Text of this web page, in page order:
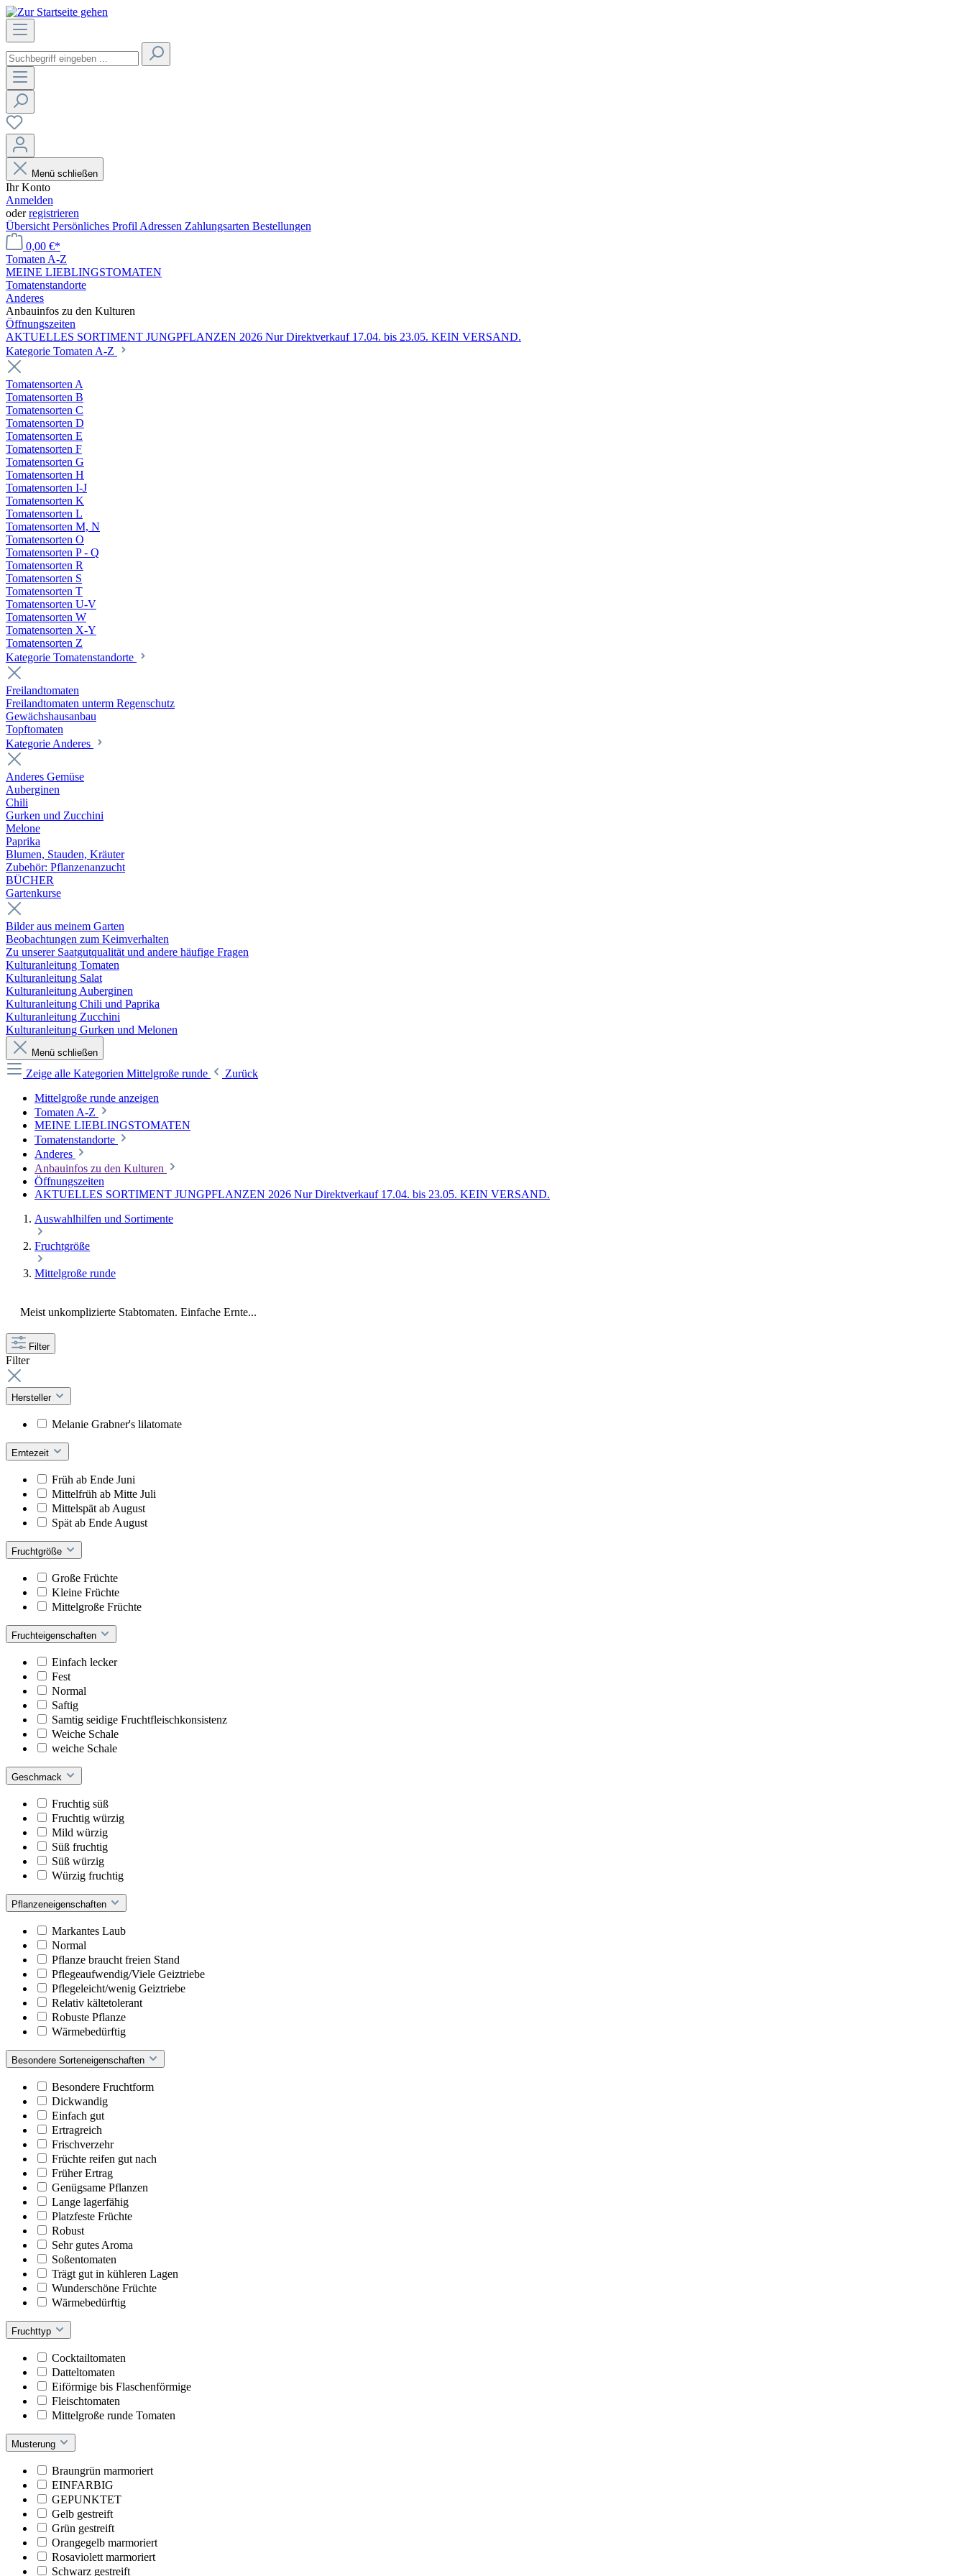
Menü schließen
Ihr Konto
Anmelden
oderregistrieren
Übersicht Persönliches Profil Adressen Zahlungsarten Bestellungen
0,00 €*
Tomaten A-Z
MEINE LIEBLINGSTOMATEN
Tomatenstandorte
Anderes
Anbauinfos zu den Kulturen
Öffnungszeiten
AKTUELLES SORTIMENT JUNGPFLANZEN 2026 Nur Direktverkauf 17.04. bis 23.05. KEIN VERSAND.
Kategorie Tomaten A-Z
Tomatensorten A
Tomatensorten B
Tomatensorten C
Tomatensorten D
Tomatensorten E
Tomatensorten F
Tomatensorten G
Tomatensorten H
Tomatensorten I-J
Tomatensorten K
Tomatensorten L
Tomatensorten M, N
Tomatensorten O
Tomatensorten P - Q
Tomatensorten R
Tomatensorten S
Tomatensorten T
Tomatensorten U-V
Tomatensorten W
Tomatensorten X-Y
Tomatensorten Z
Kategorie Tomatenstandorte
Freilandtomaten
Freilandtomaten unterm Regenschutz
Gewächshausanbau
Topftomaten
Kategorie Anderes
Anderes Gemüse
Auberginen
Chili
Gurken und Zucchini
Melone
Paprika
Blumen, Stauden, Kräuter
Zubehör: Pflanzenanzucht
BÜCHER
Gartenkurse
Bilder aus meinem Garten
Beobachtungen zum Keimverhalten
Zu unserer Saatgutqualität und andere häufige Fragen
Kulturanleitung Tomaten
Kulturanleitung Salat
Kulturanleitung Auberginen
Kulturanleitung Chili und Paprika
Kulturanleitung Zucchini
Kulturanleitung Gurken und Melonen
Menü schließen
Zeige alle Kategorien Mittelgroße runde
Zurück
Mittelgroße runde anzeigen
Tomaten A-Z
MEINE LIEBLINGSTOMATEN
Tomatenstandorte
Anderes
Anbauinfos zu den Kulturen
Öffnungszeiten
AKTUELLES SORTIMENT JUNGPFLANZEN 2026 Nur Direktverkauf 17.04. bis 23.05. KEIN VERSAND.
Auswahlhilfen und Sortimente
Fruchtgröße
Mittelgroße runde
Meist unkomplizierte Stabtomaten. Einfache Ernte...
Filter
Filter
Hersteller
Melanie Grabner's lilatomate
Erntezeit
Früh ab Ende Juni
Mittelfrüh ab Mitte Juli
Mittelspät ab August
Spät ab Ende August
Fruchtgröße
Große Früchte
Kleine Früchte
Mittelgroße Früchte
Fruchteigenschaften
Einfach lecker
Fest
Normal
Saftig
Samtig seidige Fruchtfleischkonsistenz
Weiche Schale
weiche Schale
Geschmack
Fruchtig süß
Fruchtig würzig
Mild würzig
Süß fruchtig
Süß würzig
Würzig fruchtig
Pflanzeneigenschaften
Markantes Laub
Normal
Pflanze braucht freien Stand
Pflegeaufwendig/Viele Geiztriebe
Pflegeleicht/wenig Geiztriebe
Relativ kältetolerant
Robuste Pflanze
Wärmebedürftig
Besondere Sorteneigenschaften
Besondere Fruchtform
Dickwandig
Einfach gut
Ertragreich
Frischverzehr
Früchte reifen gut nach
Früher Ertrag
Genügsame Pflanzen
Lange lagerfähig
Platzfeste Früchte
Robust
Sehr gutes Aroma
Soßentomaten
Trägt gut in kühleren Lagen
Wunderschöne Früchte
Wärmebedürftig
Fruchttyp
Cocktailtomaten
Datteltomaten
Eiförmige bis Flaschenförmige
Fleischtomaten
Mittelgroße runde Tomaten
Musterung
Braungrün marmoriert
EINFARBIG
GEPUNKTET
Gelb gestreift
Grün gestreift
Orangegelb marmoriert
Rosaviolett marmoriert
Schwarz gestreift